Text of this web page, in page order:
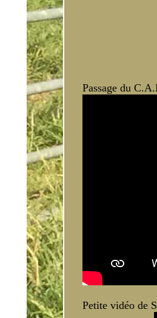
Passage du
Petite vidéo de